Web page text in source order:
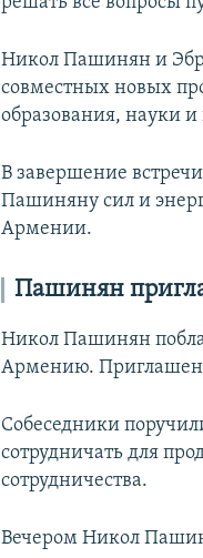
Никол Пашинян и
совместных новых
образования, науки и
В завершение
Пашиняну сил и
Армении.
Пашинян
Никол Пашинян
Армению.
Собеседники
сотрудничать для
сотрудничества.
Вечером Никол